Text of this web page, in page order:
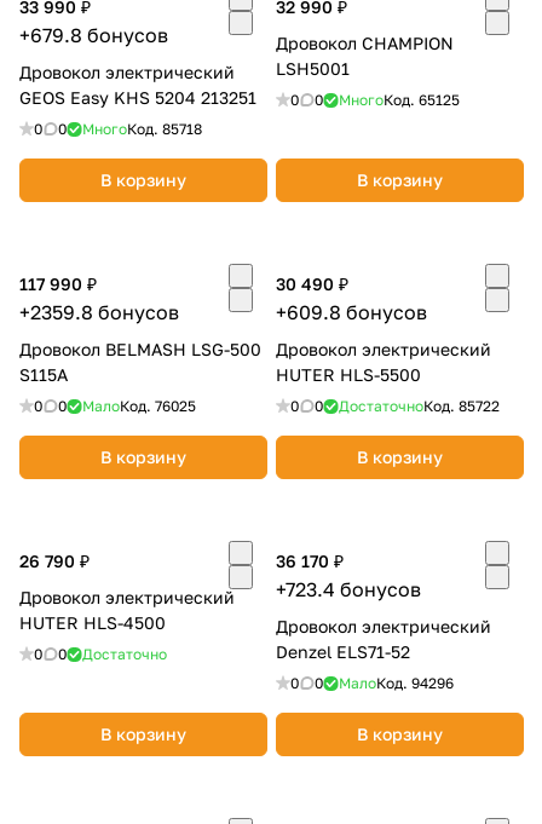
33 990 ₽
+679.8 бонусов
Дровокол электрический
GEOS Easy KHS 5204 213251
0 0 МногоКод. 85718
В корзину
32 990 ₽
Дровокол CHAMPION
LSH5001
0 0 МногоКод. 65125
В корзину
117 990 ₽
+2359.8 бонусов
Дровокол BELMASH LSG-500
S115A
0 0 МалоКод. 76025
В корзину
30 490 ₽
+609.8 бонусов
Дровокол электрический
HUTER HLS-5500
0 0 ДостаточноКод. 85722
В корзину
26 790 ₽
Дровокол электрический
HUTER HLS-4500
0 0 Достаточно
В корзину
36 170 ₽
+723.4 бонусов
Дровокол электрический
Denzel ELS71-52
0 0 МалоКод. 94296
В корзину
об оплате Плайтом
25
раз в 2 недели